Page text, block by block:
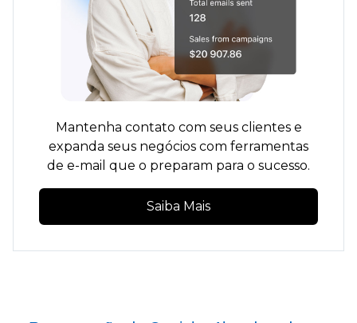
Mantenha contato com seus clientes e
expanda seus negócios com ferramentas
de e-mail que o preparam para o sucesso.
Saiba Mais